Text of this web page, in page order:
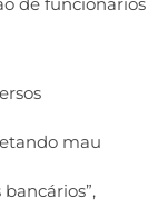
mau